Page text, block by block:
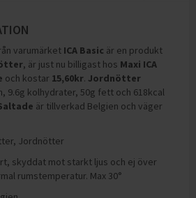
varumärket ICA Basic är en produkt
, är just nu billigast hos Maxi ICA
och kostar 15,60kr. Jordnötter
9.6g kolhydrater, 50g fett och 618kcal
är tillverkad Belgien och väger
, Jordnötter
skyddat mot starkt ljus och ej över
rumstemperatur. Max 30°